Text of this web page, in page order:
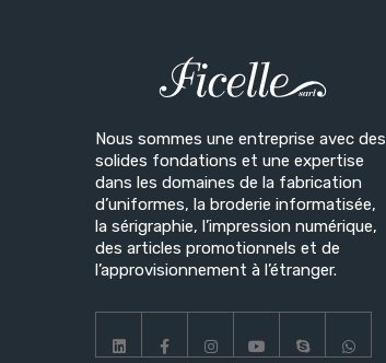
Nous sommes une entreprise avec des
solides fondations et une expertise
dans les domaines de la fabrication
d’uniformes, la broderie informatisée,
la sérigraphie, l’impression numérique,
des articles promotionnels et de
l’approvisionnement à l’étranger.